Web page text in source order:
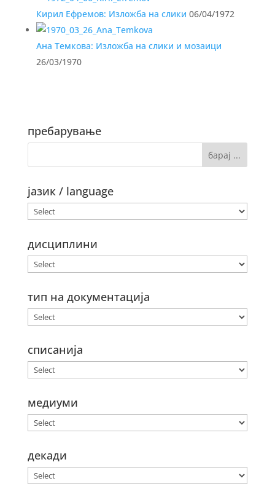
Кирил Ефремов: Изложба на слики 06/04/1972
Ана Темкова: Изложба на слики и мозаици
26/03/1970
пребарување
јазик / language
дисциплини
тип на документација
списанија
медиуми
декади